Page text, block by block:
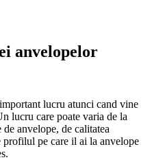
anvelopelor
lucru atunci cand vine
lucru care poate varia de la
anvelope, de calitatea
profilul pe care il ai la anvelope